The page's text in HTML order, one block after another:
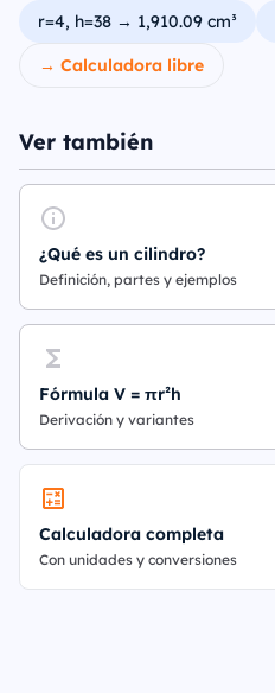
r=4, h=38 → 1,910.09 cm³
→ Calculadora libre
Ver también
¿Qué es un cilindro?
Definición, partes y ejemplos
Fórmula V = πr²h
Derivación y variantes
Calculadora completa
Con unidades y conversiones